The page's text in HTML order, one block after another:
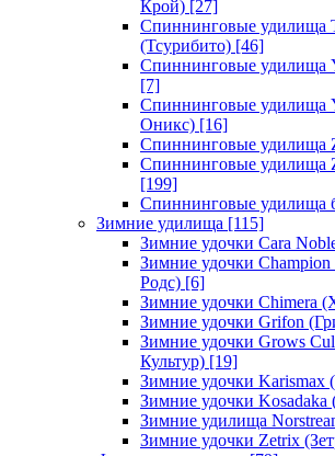
Крой) [27]
Спиннинговые удилища
(Тсурибито) [46]
Спиннинговые удилища
[7]
Спиннинговые удилища
Оникс) [16]
Спиннинговые удилища
Спиннинговые удилища
[199]
Спиннинговые удилища
Зимние удилища [115]
Зимние удочки Cara
Зимние удочки
Родс) [6]
Зимние удочки Chimera
Зимние удочки Grifon
Зимние удочки Grows
Культур) [19]
Зимние удочки Karismax
Зимние удочки Kosadaka
Зимние удилища
Зимние удочки Zetrix